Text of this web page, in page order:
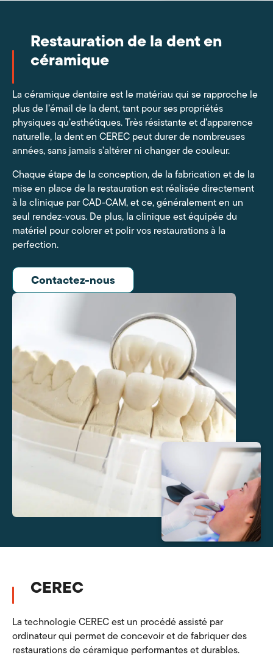
Restauration de la dent en
céramique
La céramique dentaire est le matériau qui se rapproche le
plus de l’émail de la dent, tant pour ses propriétés
physiques qu’esthétiques. Très résistante et d’apparence
naturelle, la dent en CEREC peut durer de nombreuses
années, sans jamais s’altérer ni changer de couleur.
Chaque étape de la conception, de la fabrication et de la
mise en place de la restauration est réalisée directement
à la clinique par CAD-CAM, et ce, généralement en un
seul rendez-vous. De plus, la clinique est équipée du
matériel pour colorer et polir vos restaurations à la
perfection.
Contactez-nous
CEREC
La technologie CEREC est un procédé assisté par
ordinateur qui permet de concevoir et de fabriquer des
restaurations de céramique performantes et durables.